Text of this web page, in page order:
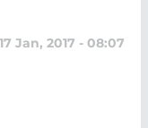
17 Jan, 2017 - 08:07